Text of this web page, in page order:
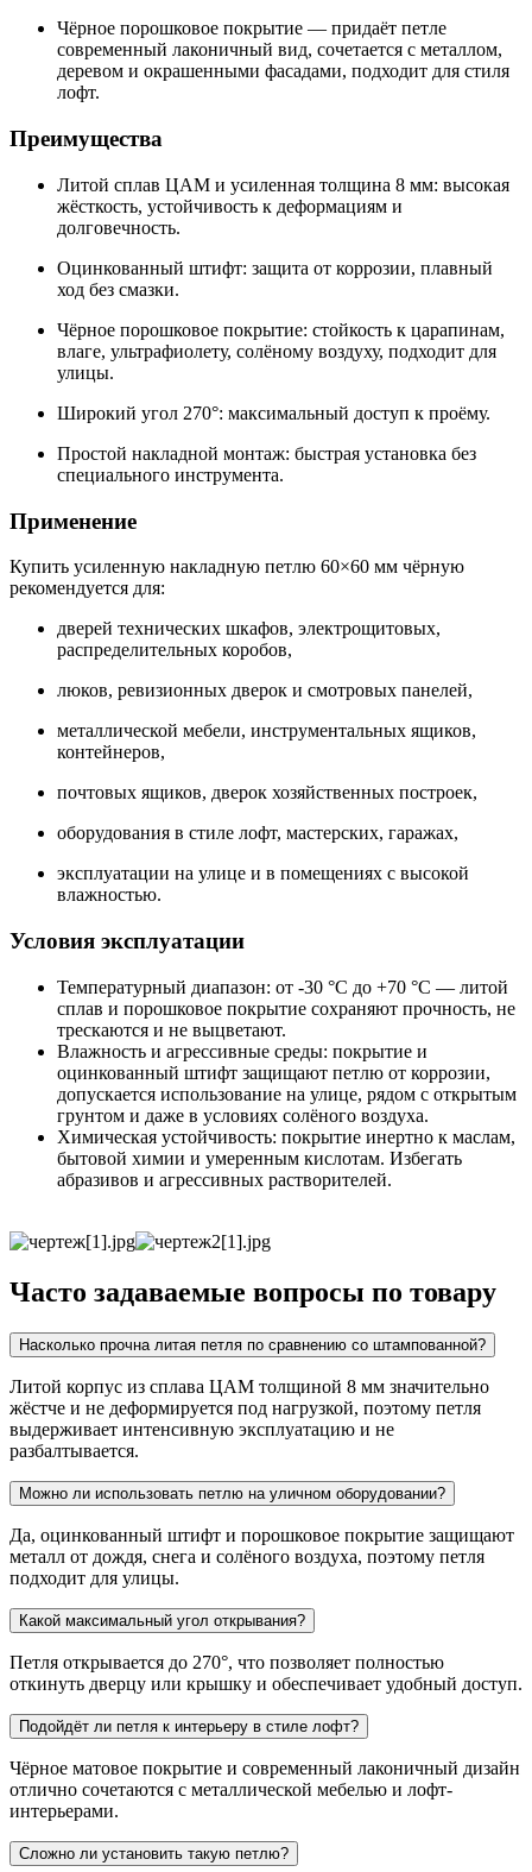
Чёрное порошковое покрытие — придаёт петле
современный лаконичный вид, сочетается с металлом,
деревом и окрашенными фасадами, подходит для стиля
лофт.
Преимущества
Литой сплав ЦАМ и усиленная толщина 8 мм: высокая
жёсткость, устойчивость к деформациям и
долговечность.
Оцинкованный штифт: защита от коррозии, плавный
ход без смазки.
Чёрное порошковое покрытие: стойкость к царапинам,
влаге, ультрафиолету, солёному воздуху, подходит для
улицы.
Широкий угол 270°: максимальный доступ к проёму.
Простой накладной монтаж: быстрая установка без
специального инструмента.
Применение
Купить усиленную накладную петлю 60×60 мм чёрную
рекомендуется для:
дверей технических шкафов, электрощитовых,
распределительных коробов,
люков, ревизионных дверок и смотровых панелей,
металлической мебели, инструментальных ящиков,
контейнеров,
почтовых ящиков, дверок хозяйственных построек,
оборудования в стиле лофт, мастерских, гаражах,
эксплуатации на улице и в помещениях с высокой
влажностью.
Условия эксплуатации
Температурный диапазон: от -30 °C до +70 °C — литой
сплав и порошковое покрытие сохраняют прочность, не
трескаются и не выцветают.
Влажность и агрессивные среды: покрытие и
оцинкованный штифт защищают петлю от коррозии,
допускается использование на улице, рядом с открытым
грунтом и даже в условиях солёного воздуха.
Химическая устойчивость: покрытие инертно к маслам,
бытовой химии и умеренным кислотам. Избегать
абразивов и агрессивных растворителей.
Часто задаваемые вопросы по товару
Насколько прочна литая петля по сравнению со штампованной?
Литой корпус из сплава ЦАМ толщиной 8 мм значительно
жёстче и не деформируется под нагрузкой, поэтому петля
выдерживает интенсивную эксплуатацию и не
разбалтывается.
Можно ли использовать петлю на уличном оборудовании?
Да, оцинкованный штифт и порошковое покрытие защищают
металл от дождя, снега и солёного воздуха, поэтому петля
подходит для улицы.
Какой максимальный угол открывания?
Петля открывается до 270°, что позволяет полностью
откинуть дверцу или крышку и обеспечивает удобный доступ.
Подойдёт ли петля к интерьеру в стиле лофт?
Чёрное матовое покрытие и современный лаконичный дизайн
отлично сочетаются с металлической мебелью и лофт-
интерьерами.
Сложно ли установить такую петлю?